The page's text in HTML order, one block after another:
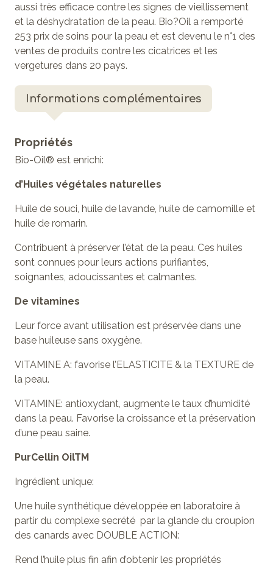
aussi très efficace contre les signes de vieillissement
et la déshydratation de la peau. Bio?Oil a remporté
253 prix de soins pour la peau et est devenu le n°1 des
ventes de produits contre les cicatrices et les
vergetures dans 20 pays.
Informations complémentaires
Propriétés
Bio-Oil® est enrichi:
d’Huiles végétales naturelles
Huile de souci, huile de lavande, huile de camomille et
huile de romarin.
Contribuent à préserver l’état de la peau. Ces huiles
sont connues pour leurs actions purifiantes,
soignantes, adoucissantes et calmantes.
De vitamines
Leur force avant utilisation est préservée dans une
base huileuse sans oxygène.
VITAMINE A: favorise l’ELASTICITE & la TEXTURE de
la peau.
VITAMINE: antioxydant, augmente le taux d’humidité
dans la peau. Favorise la croissance et la préservation
d’une peau saine.
PurCellin OilTM
Ingrédient unique:
Une huile synthétique développée en laboratoire à
partir du complexe secrété par la glande du croupion
des canards avec DOUBLE ACTION:
Rend l’huile plus fin afin d’obtenir les propriétés